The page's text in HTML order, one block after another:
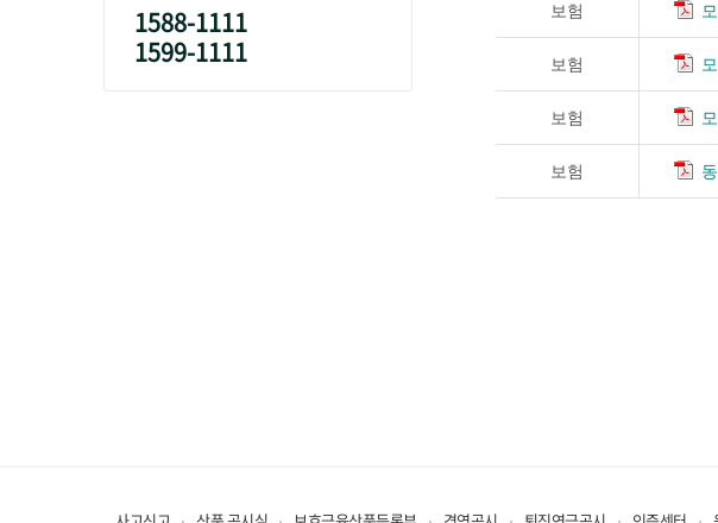
1588-1111
1599-1111
보험
보험
보험
보험